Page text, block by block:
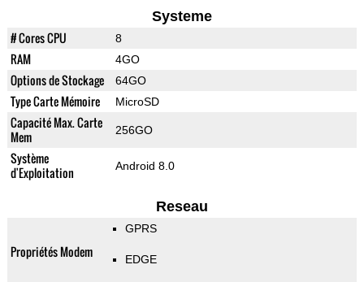
Systeme
# Cores CPU 8
RAM 4GO
Options de Stockage 64GO
Type Carte Mémoire MicroSD
Capacité Max. Carte
Mem
256GO
Système
d'Exploitation
Android 8.0
Reseau
Propriétés Modem
GPRS
EDGE